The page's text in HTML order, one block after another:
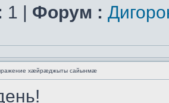
1 | Форум :
хæйрæджыты сайынмæ